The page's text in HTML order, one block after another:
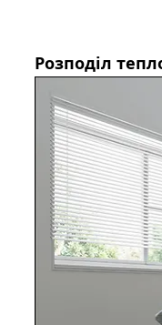
Розподіл